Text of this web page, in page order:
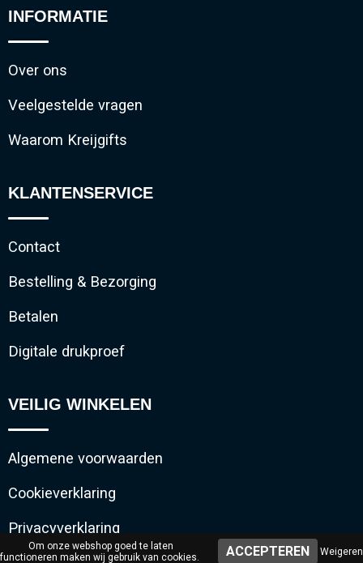
INFORMATIE
Over ons
Veelgestelde vragen
Waarom Kreijgifts
KLANTENSERVICE
Contact
Bestelling & Bezorging
Betalen
Digitale drukproef
VEILIG WINKELEN
Algemene voorwaarden
Cookieverklaring
Privacyverklaring
Om onze webshop goed te laten
functioneren maken wij gebruik van cookies.
Weigeren